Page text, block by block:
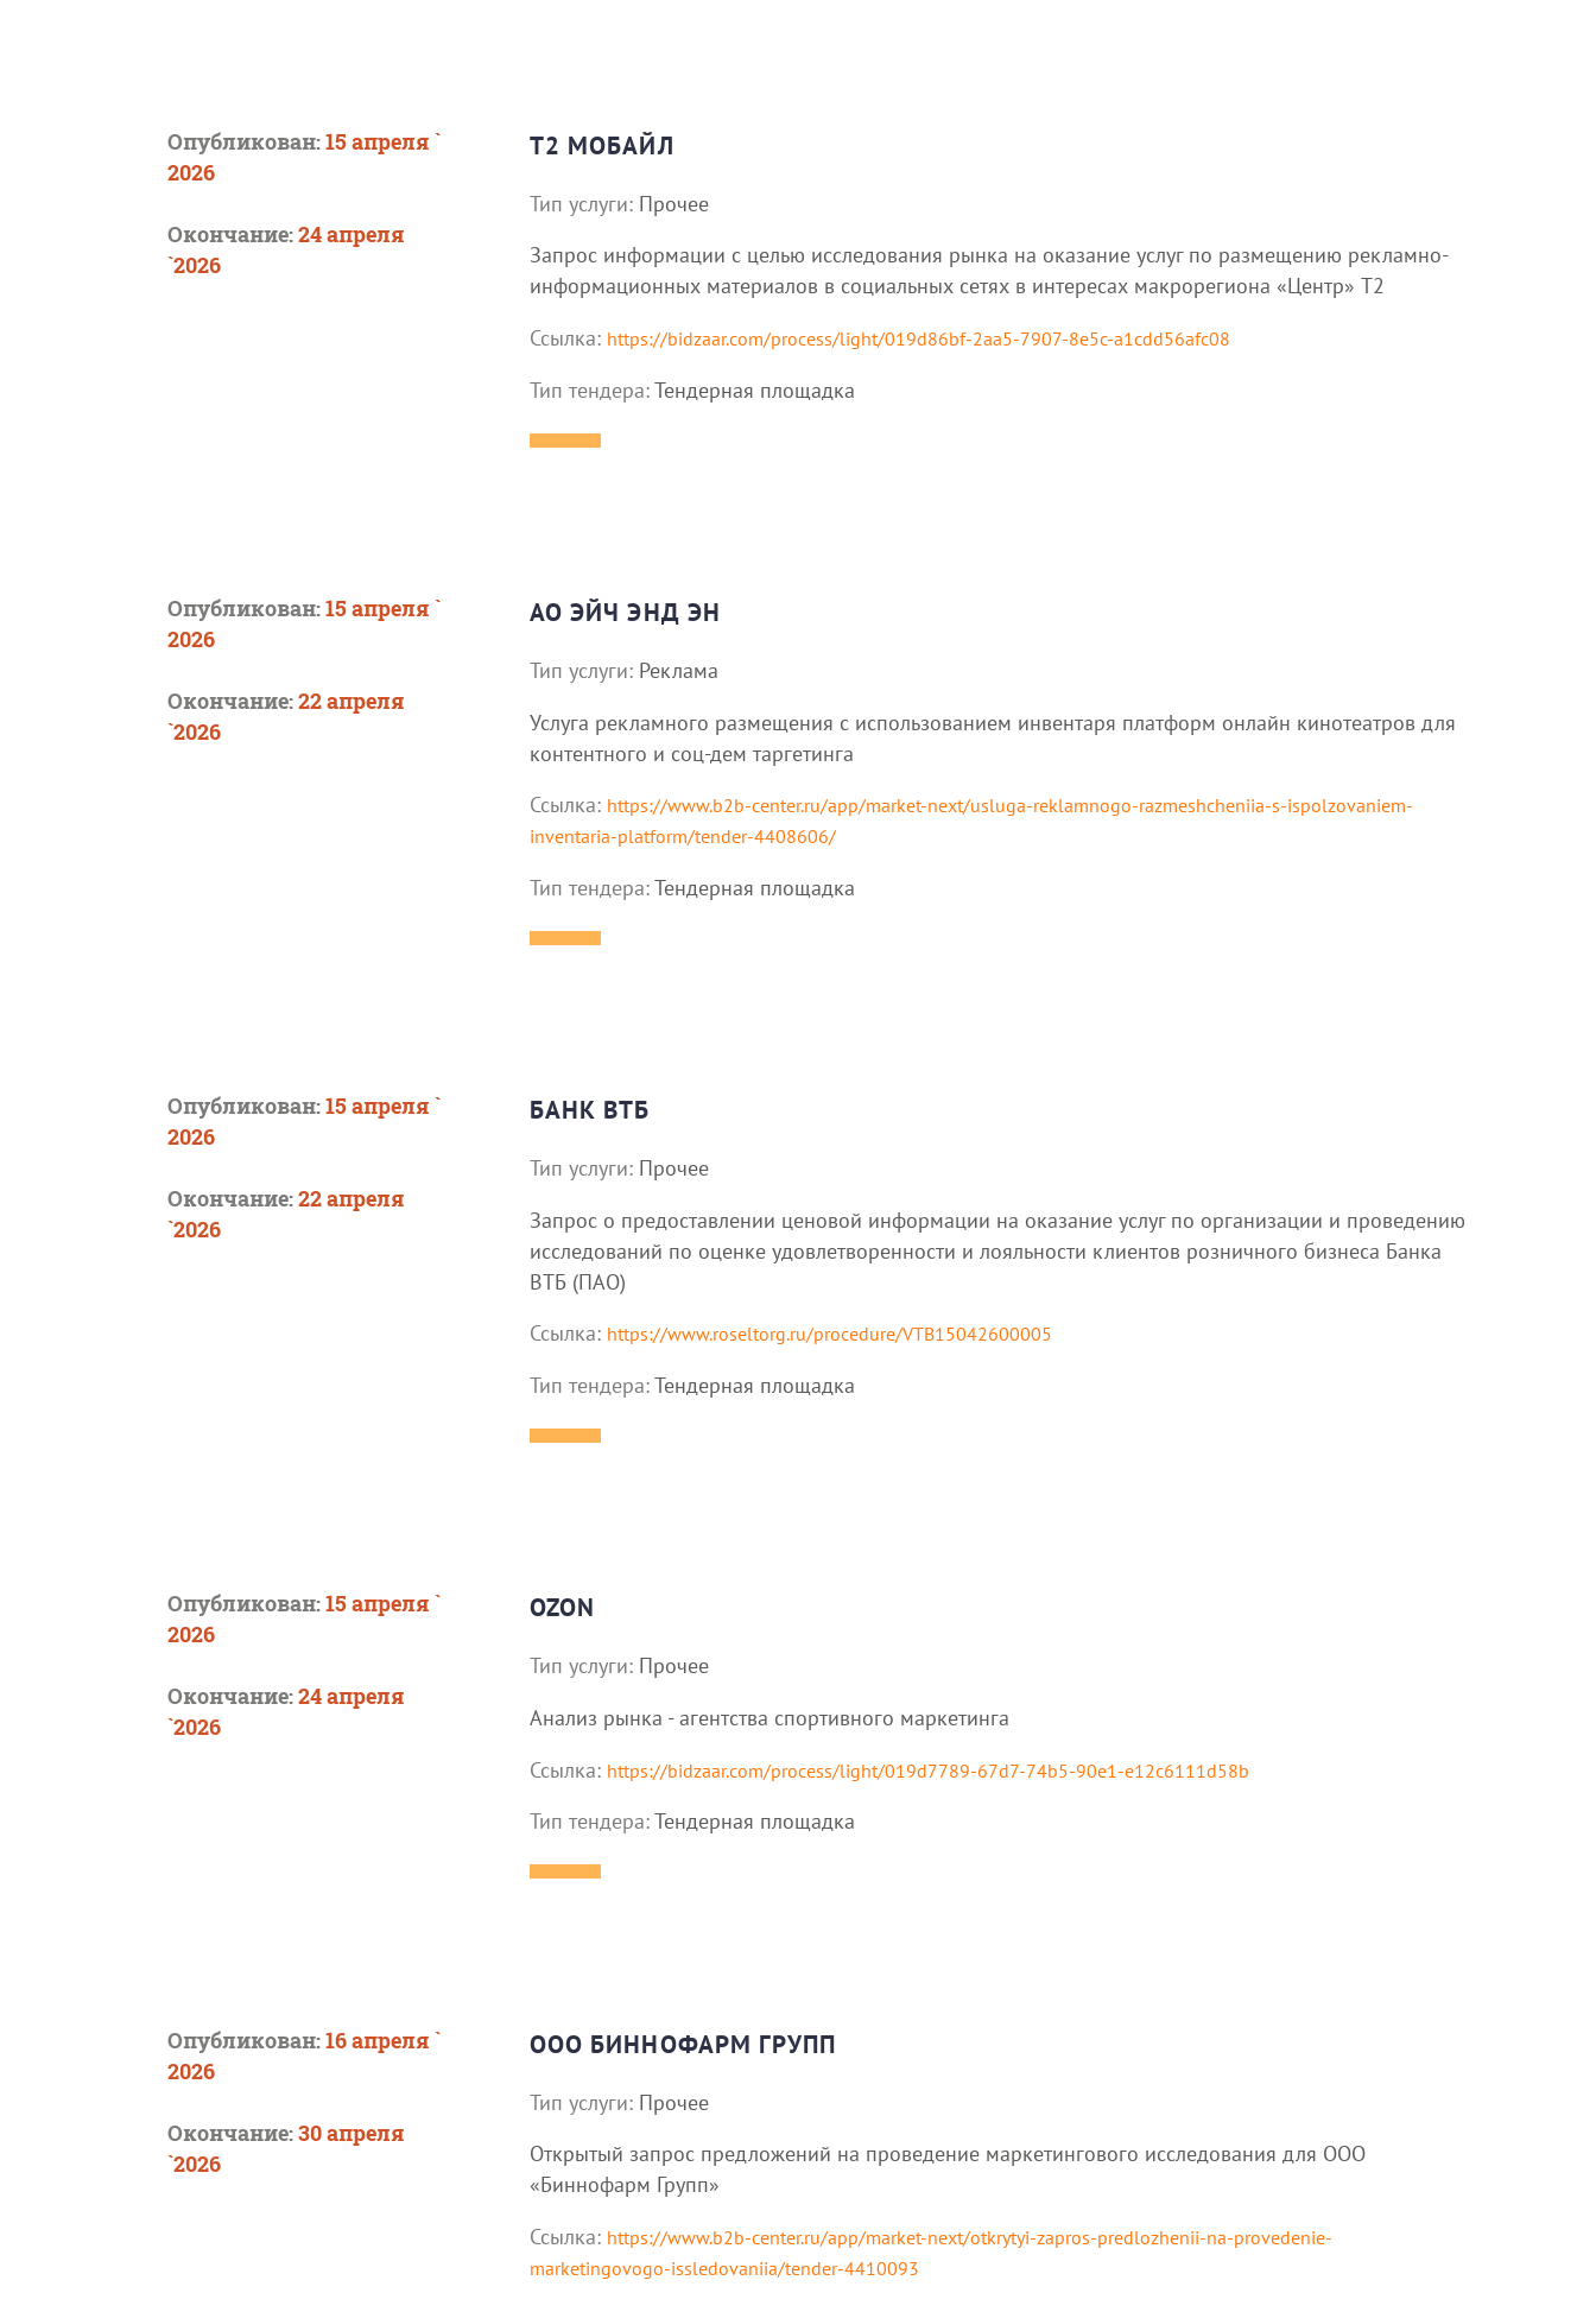
Опубликован:15 апреля `
2026
Окончание:24 апреля
`2026
Т2 МОБАЙЛ
Тип услуги: Прочее
Запрос информации с целью исследования рынка на оказание услуг по размещению рекламно-
информационных материалов в социальных сетях в интересах макрорегиона «Центр» T2
Ссылка: https://bidzaar.com/process/light/019d86bf-2aa5-7907-8e5c-a1cdd56afc08
Тип тендера:Тендерная площадка
Опубликован:15 апреля `
2026
Окончание:22 апреля
`2026
АО ЭЙЧ ЭНД ЭН
Тип услуги: Реклама
Услуга рекламного размещения с использованием инвентаря платформ онлайн кинотеатров для
контентного и соц-дем таргетинга
Ссылка: https://www.b2b-center.ru/app/market-next/usluga-reklamnogo-razmeshcheniia-s-ispolzovaniem-
inventaria-platform/tender-4408606/
Тип тендера:Тендерная площадка
Опубликован:15 апреля `
2026
Окончание:22 апреля
`2026
БАНК ВТБ
Тип услуги: Прочее
Запрос о предоставлении ценовой информации на оказание услуг по организации и проведению
исследований по оценке удовлетворенности и лояльности клиентов розничного бизнеса Банка
ВТБ (ПАО)
Ссылка: https://www.roseltorg.ru/procedure/VTB15042600005
Тип тендера:Тендерная площадка
Опубликован:15 апреля `
2026
Окончание:24 апреля
`2026
OZON
Тип услуги: Прочее
Анализ рынка - агентства спортивного маркетинга
Ссылка: https://bidzaar.com/process/light/019d7789-67d7-74b5-90e1-e12c6111d58b
Тип тендера:Тендерная площадка
Опубликован:16 апреля `
2026
Окончание:30 апреля
`2026
ООО БИННОФАРМ ГРУПП
Тип услуги: Прочее
Открытый запрос предложений на проведение маркетингового исследования для ООО
«Биннофарм Групп»
Ссылка: https://www.b2b-center.ru/app/market-next/otkrytyi-zapros-predlozhenii-na-provedenie-
marketingovogo-issledovaniia/tender-4410093